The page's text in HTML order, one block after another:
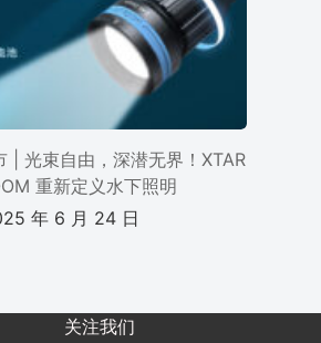
| 光束自由，深潜无界！XTAR
重新定义水下照明
年 6 月 24 日
关注我们